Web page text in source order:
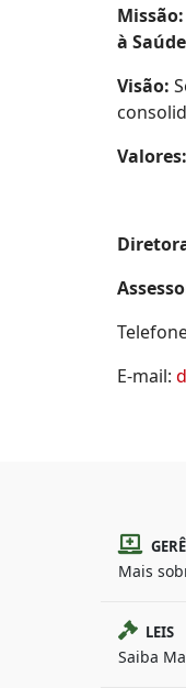
Missão:
à Saúde
Visão:
Valores:
E-mail:
Mais
LEIS
Saiba